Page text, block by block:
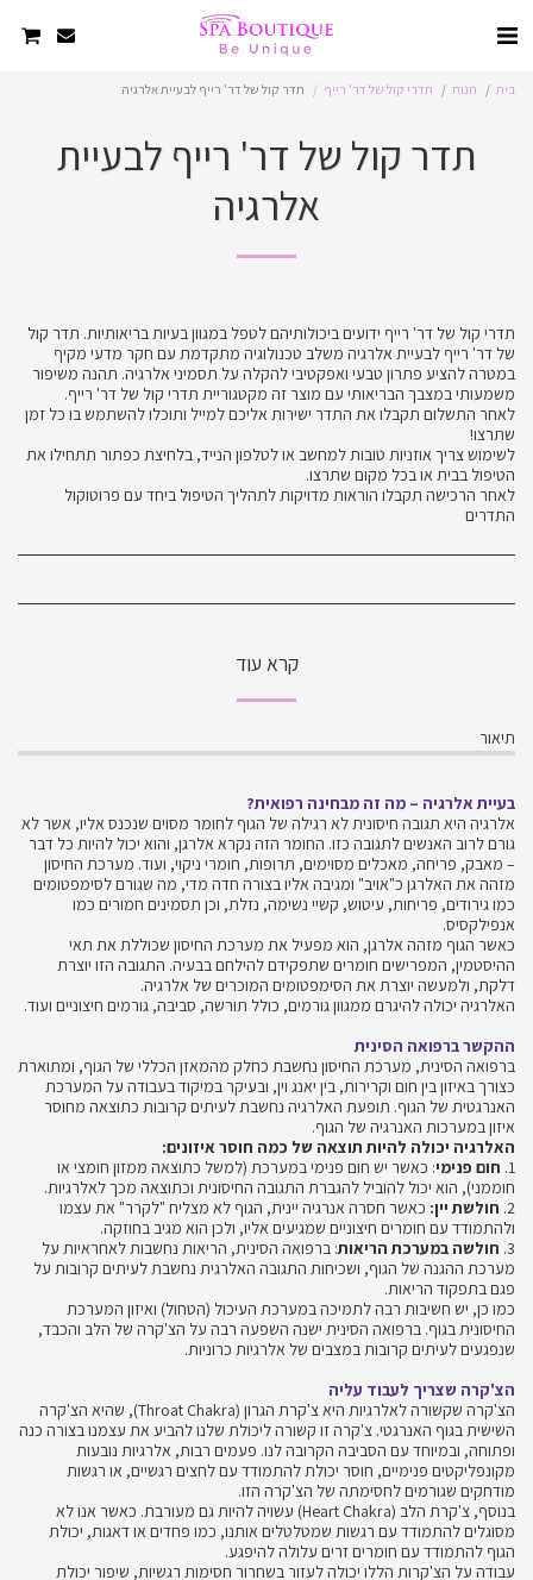
בית חנות תדרי קול של דר' רייף תדר קול של דר' רייף לבעיית אלרגיה
תדר קול של דר' רייף לבעיית
אלרגיה
תדרי קול של דר' רייף ידועים ביכולותיהם לטפל במגוון בעיות בריאותיות. תדר קול
של דר' רייף לבעיית אלרגיה משלב טכנולוגיה מתקדמת עם חקר מדעי מקיף
במטרה להציע פתרון טבעי ואפקטיבי להקלה על תסמיני אלרגיה. תהנה משיפור
לאחר התשלום תקבלו את התדר ישירות אליכם למייל ותוכלו להשתמש בו כל זמן
לשימוש צריך אוזניות טובות למחשב או לטלפון הנייד, בלחיצת כפתור תתחילו את
לאחר הרכישה תקבלו הוראות מדויקות לתהליך הטיפול ביחד עם פרוטוקול
התדרים
קרא עוד
תיאור
בעיית אלרגיה – מה זה מבחינה רפואית?
אלרגיה היא תגובה חיסונית לא רגילה של הגוף לחומר מסוים שנכנס אליו, אשר לא
גורם לרוב האנשים לתגובה כזו. החומר הזה נקרא אלרגן, והוא יכול להיות כל דבר
– מאבק, פריחה, מאכלים מסוימים, תרופות, חומרי ניקוי, ועוד. מערכת החיסון
מזהה את האלרגן כ"אויב" ומגיבה אליו בצורה חדה מדי, מה שגורם לסימפטומים
כמו גירודים, פריחות, עיטוש, קשיי נשימה, נזלת, וכן תסמינים חמורים כמו
אנפילקסיס.
כאשר הגוף מזהה אלרגן, הוא מפעיל את מערכת החיסון שכוללת את תאי
ההיסטמין, המפרישים חומרים שתפקידם להילחם בבעיה. התגובה הזו יוצרת
דלקת, ולמעשה יוצרת את הסימפטומים המוכרים של אלרגיה.
האלרגיה יכולה להיגרם ממגוון גורמים, כולל תורשה, סביבה, גורמים חיצוניים ועוד.
ההקשר ברפואה הסינית
ברפואה הסינית, מערכת החיסון נחשבת כחלק מהמאזן הכללי של הגוף, ומתוארת
כצורך באיזון בין חום וקרירות, בין יאנג וין, ובעיקר במיקוד בעבודה על המערכת
האנרגטית של הגוף. תופעת האלרגיה נחשבת לעיתים קרובות כתוצאה מחוסר
איזון במערכות האנרגיה של הגוף.
האלרגיה יכולה להיות תוצאה של כמה חוסר איזונים:
1. חום פנימי: כאשר יש חום פנימי במערכת (למשל כתוצאה ממזון חומצי או
חוממני), הוא יכול להוביל להגברת התגובה החיסונית וכתוצאה מכך לאלרגיות.
2. חולשת יין: כאשר חסרה אנרגיה יינית, הגוף לא מצליח "לקרר" את עצמו
ולהתמודד עם חומרים חיצוניים שמגיעים אליו, ולכן הוא מגיב בחוזקה.
3. חולשה במערכת הריאות: ברפואה הסינית, הריאות נחשבות לאחראיות על
מערכת ההגנה של הגוף, ושכיחות התגובה האלרגית נחשבת לעיתים קרובות על
פגם בתפקוד הריאות.
כמו כן, יש חשיבות רבה לתמיכה במערכת העיכול (הטחול) ואיזון המערכת
החיסונית בגוף. ברפואה הסינית ישנה השפעה רבה על הצ'קרה של הלב והכבד,
שנפגעים לעיתים קרובות במצבים של אלרגיות כרוניות.
הצ'קרה שצריך לעבוד עליה
הצ'קרה שקשורה לאלרגיות היא צ'קרת הגרון (Throat Chakra), שהיא הצ'קרה
השישית בגוף האנרגטי. צ'קרה זו קשורה ליכולת שלנו להביע את עצמנו בצורה כנה
ופתוחה, ובמיוחד עם הסביבה הקרובה לנו. פעמים רבות, אלרגיות נובעות
מקונפליקטים פנימיים, חוסר יכולת להתמודד עם לחצים רגשיים, או רגשות
מודחקים שגורמים לחסימתה של הצ'קרה הזו.
בנוסף, צ'קרת הלב (Heart Chakra) עשויה להיות גם מעורבת. כאשר אנו לא
מסוגלים להתמודד עם רגשות שמטלטלים אותנו, כמו פחדים או דאגות, יכולת
הגוף להתמודד עם חומרים זרים עלולה להיפגע.
עבודה על הצ'קרות הללו יכולה לעזור בשחרור חסימות רגשיות, שיפור יכולת